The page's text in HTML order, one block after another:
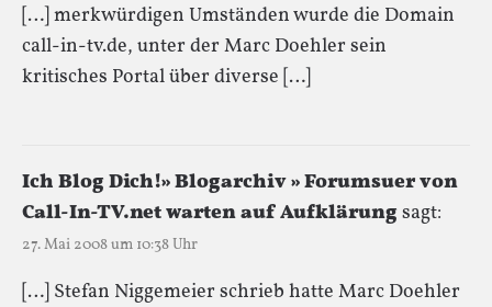
[…] merkwürdigen Umständen wurde die Domain
call-in-tv.de, unter der Marc Doehler sein
kritisches Portal über diverse […]
Ich Blog Dich!» Blogarchiv » Forumsuer von
Call-In-TV.net warten auf Aufklärungsagt:
27. Mai 2008 um 10:38 Uhr
[…] Stefan Niggemeier schrieb hatte Marc Doehler